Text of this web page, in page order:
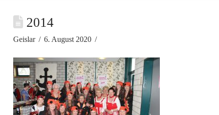
2014
Geislar 6. August 2020